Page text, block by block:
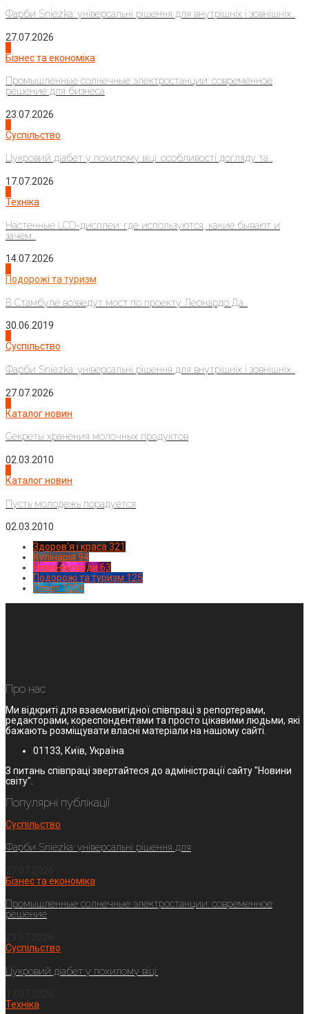
Фарби Sniezka: універсальні рішення для внутрішніх і зовнішніх...
27.07.2026
Бізнес та економіка
Промышленные солнечные электростанции: современное
решение для бизнеса
23.07.2026
Суспільство
Цукровий діабет у похилому віці: особливості догляду та...
17.07.2026
Техніка
Настенные LCD-дисплеи: где используются, какие бывают и
зачем...
14.07.2026
Подорожі та туризм
В Стамбуле возведут мост по проекту Леонардо Да...
30.06.2019
Суспільство
Фарби Sniezka: універсальні рішення для внутрішніх і зовнішніх...
27.07.2026
Каталог новин
Секреты хранения молочных продуктов
02.03.2010
Каталог новин
Пусть молодежь порадуется
02.03.2010
Здоров'я і краса 321
Кулінарія 94
Новинки моди 63
Подорожі та туризм 125
Спорт1224
Про нас
Ми відкриті для взаємовигідної співпраці з репортерами,
редакторами, кореспондентами та просто цікавими людьми, які
бажають розміщувати власні матеріали на нашому сайті.
01133, Київ, Україна
З питань співпраці звертайтеся до адміністрації сайту "Новини
світу".
Популярні публікації
Суспільство
Фарби Sniezka: універсальні рішення для
Бізнес та економіка
Промышленные солнечные электростанции: современное
решение
Суспільство
Цукровий діабет у похилому віці:
Техніка